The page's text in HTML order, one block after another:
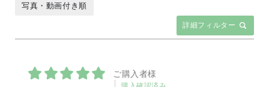
詳細フィルター
写真・動画付き順
ご購入者様